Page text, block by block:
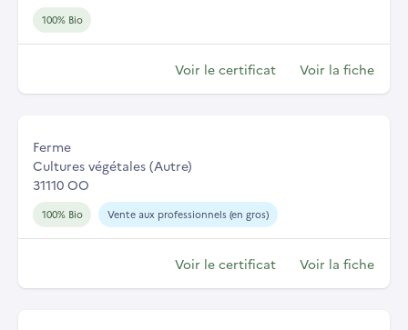
100% Bio
Voir le certificat Voir la fiche
Ferme
Cultures végétales (Autre)
31110 OO
100% Bio Vente aux professionnels (en gros)
Voir le certificat Voir la fiche